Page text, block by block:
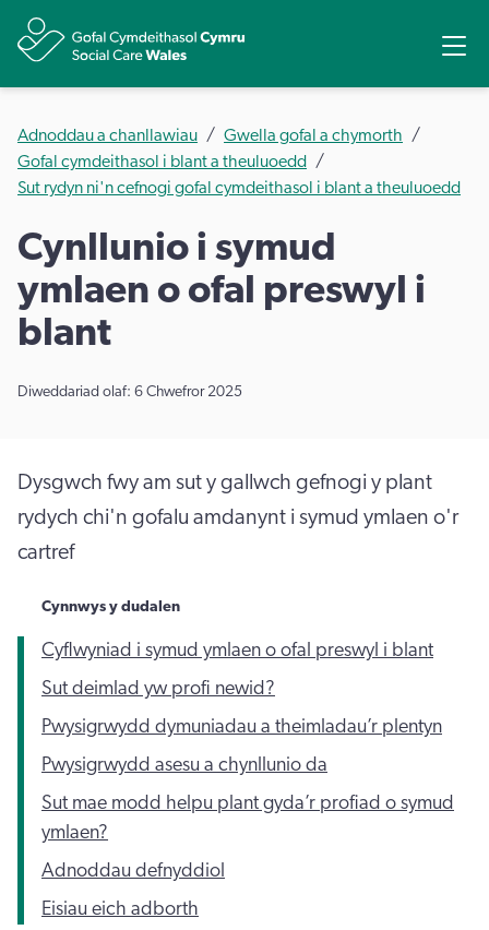
Adnoddau a chanllawiau
Gwella gofal a chymorth
Gofal cymdeithasol i blant a theuluoedd
Sut rydyn ni'n cefnogi gofal cymdeithasol i blant a theuluoedd
Cynllunio i symud
ymlaen o ofal preswyl i
blant
Diweddariad olaf: 6 Chwefror 2025
Dysgwch fwy am sut y gallwch gefnogi y plant
rydych chi'n gofalu amdanynt i symud ymlaen o'r
cartref
Cynnwys y dudalen
Cyflwyniad i symud ymlaen o ofal preswyl i blant
Sut deimlad yw profi newid?
Pwysigrwydd dymuniadau a theimladau’r plentyn
Pwysigrwydd asesu a chynllunio da
Sut mae modd helpu plant gyda’r profiad o symud
ymlaen?
Adnoddau defnyddiol
Eisiau eich adborth